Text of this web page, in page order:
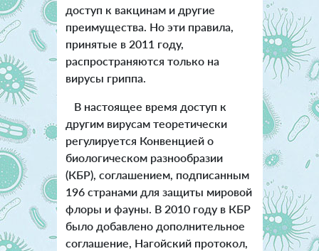
доступ к вакцинам и другие
преимущества. Но эти правила,
принятые в 2011 году,
распространяются только на
вирусы гриппа.
В настоящее время доступ к
другим вирусам теоретически
регулируется Конвенцией о
биологическом разнообразии
(КБР), соглашением, подписанным
196 странами для защиты мировой
флоры и фауны. В 2010 году в КБР
было добавлено дополнительное
соглашение, Нагойский протокол,